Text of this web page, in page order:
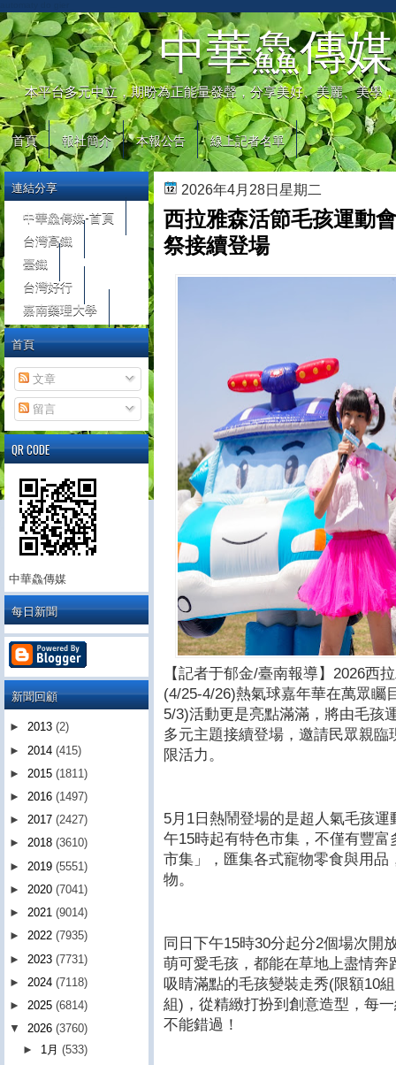
中華鱻傳媒
本平台多元中立，期盼為正能量發聲，分享美好、美麗、美學
首頁 報社簡介 本報公告 線上記者名單
2026年4月28日星期二
西拉雅森活節毛孩運動
祭接續登場
【記者于郁金/臺南報導】2026西
(4/25-4/26)熱氣球嘉年華在萬眾矚
5/3)活動更是亮點滿滿，將由毛孩
多元主題接續登場，邀請民眾親
限活力。
5月1日熱鬧登場的是超人氣毛孩
午15時起有特色市集，不僅有豐
市集」，匯集各式寵物零食與用
物。
同日下午15時30分起分2個場次開
萌可愛毛孩，都能在草地上盡情
吸睛滿點的毛孩變裝走秀(限額10
組)，從精緻打扮到創意造型，每
不能錯過！
連結分享
中華鱻傳媒-首頁
台灣高鐵
臺鐵
台灣好行
嘉南藥理大學
首頁
文章
留言
QR CODE
中華鱻傳媒
每日新聞
新聞回顧
► 2013 (2)
► 2014 (415)
► 2015 (1811)
► 2016 (1497)
► 2017 (2427)
► 2018 (3610)
► 2019 (5551)
► 2020 (7041)
► 2021 (9014)
► 2022 (7935)
► 2023 (7731)
► 2024 (7118)
► 2025 (6814)
▼ 2026 (3760)
► 1月(533)